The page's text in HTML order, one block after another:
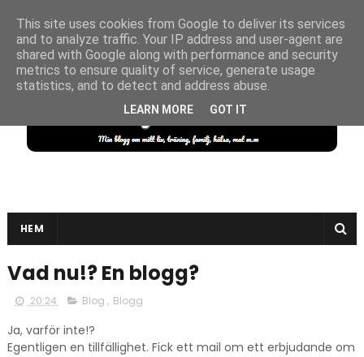
HEM
Vad nu!? En blogg?
20:24 Blog , Blogg
Ja, varför inte!?
Egentligen en tillfällighet. Fick ett mail om ett erbjudande om
This site uses cookies from Google to deliver its services
and to analyze traffic. Your IP address and user-agent are
shared with Google along with performance and security
metrics to ensure quality of service, generate usage
statistics, and to detect and address abuse.
LEARN MORE GOT IT